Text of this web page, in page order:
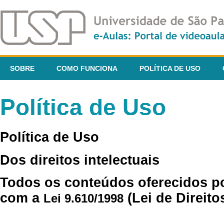
SOBRE COMO FUNCIONA POLÍTICA DE USO
Política de Uso
Política de Uso
Dos direitos intelectuais
Todos os conteúdos oferecidos
com a Lei 9.610/1998 (Lei de